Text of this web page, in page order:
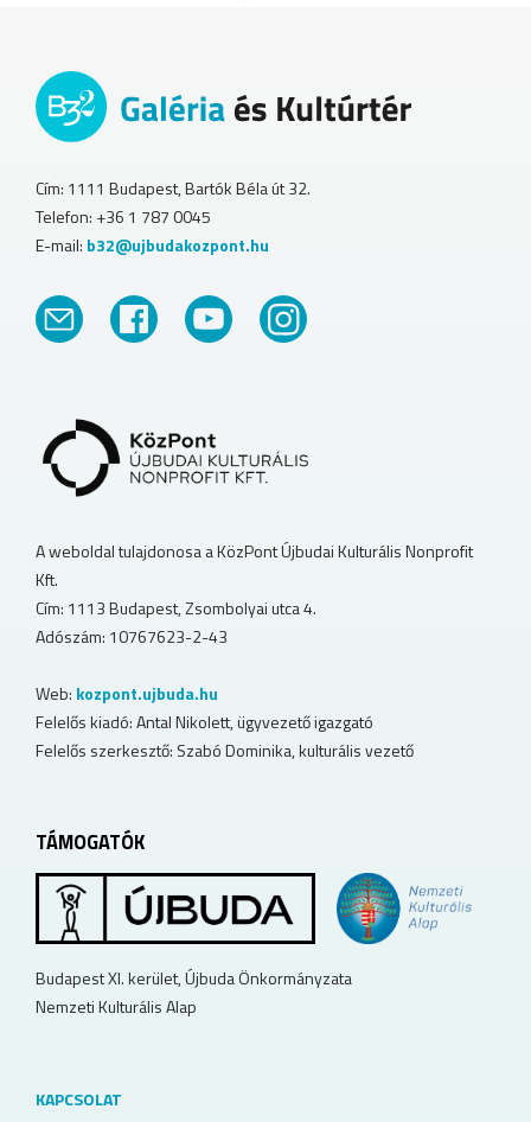
Cím: 1111 Budapest, Bartók Béla út 32.
Telefon: +36 1 787 0045
E-mail: b32@ujbudakozpont.hu
A weboldal tulajdonosa a KözPont Újbudai Kulturális Nonprofit
Kft.
Cím: 1113 Budapest, Zsombolyai utca 4.
Adószám: 10767623-2-43
Web: kozpont.ujbuda.hu
Felelős kiadó: Antal Nikolett, ügyvezető igazgató
Felelős szerkesztő: Szabó Dominika, kulturális vezető
TÁMOGATÓK
Budapest XI. kerület, Újbuda Önkormányzata
Nemzeti Kulturális Alap
KAPCSOLAT